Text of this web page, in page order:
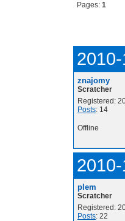
Pages: 1
znajomy
Scratcher
Registered:
Posts: 14
Offline
plem
Scratcher
Registered:
Posts: 22